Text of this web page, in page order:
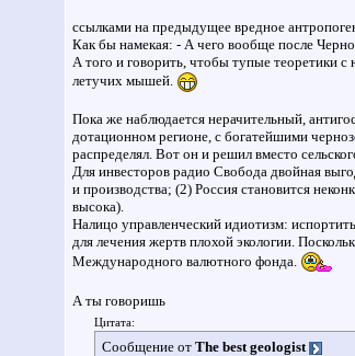
ссылками на предыдущее вредное
Как бы намекая: - А чего вообще после
А того и говорить, чтобы тупые теоретики
летучих мышей.
Пока же наблюдается нерачительный,
дотационном регионе, с богатейшими
распределял. Вот он и решил вместо
Для инвесторов радио Свобода двойная
и производства; (2) Россия становится
высока).
Налицо управленческий идиотизм:
для лечения жертв плохой экологии.
Международного валютного фонда.
А ты говоришь
Цитата:
Сообщение от The best geologist